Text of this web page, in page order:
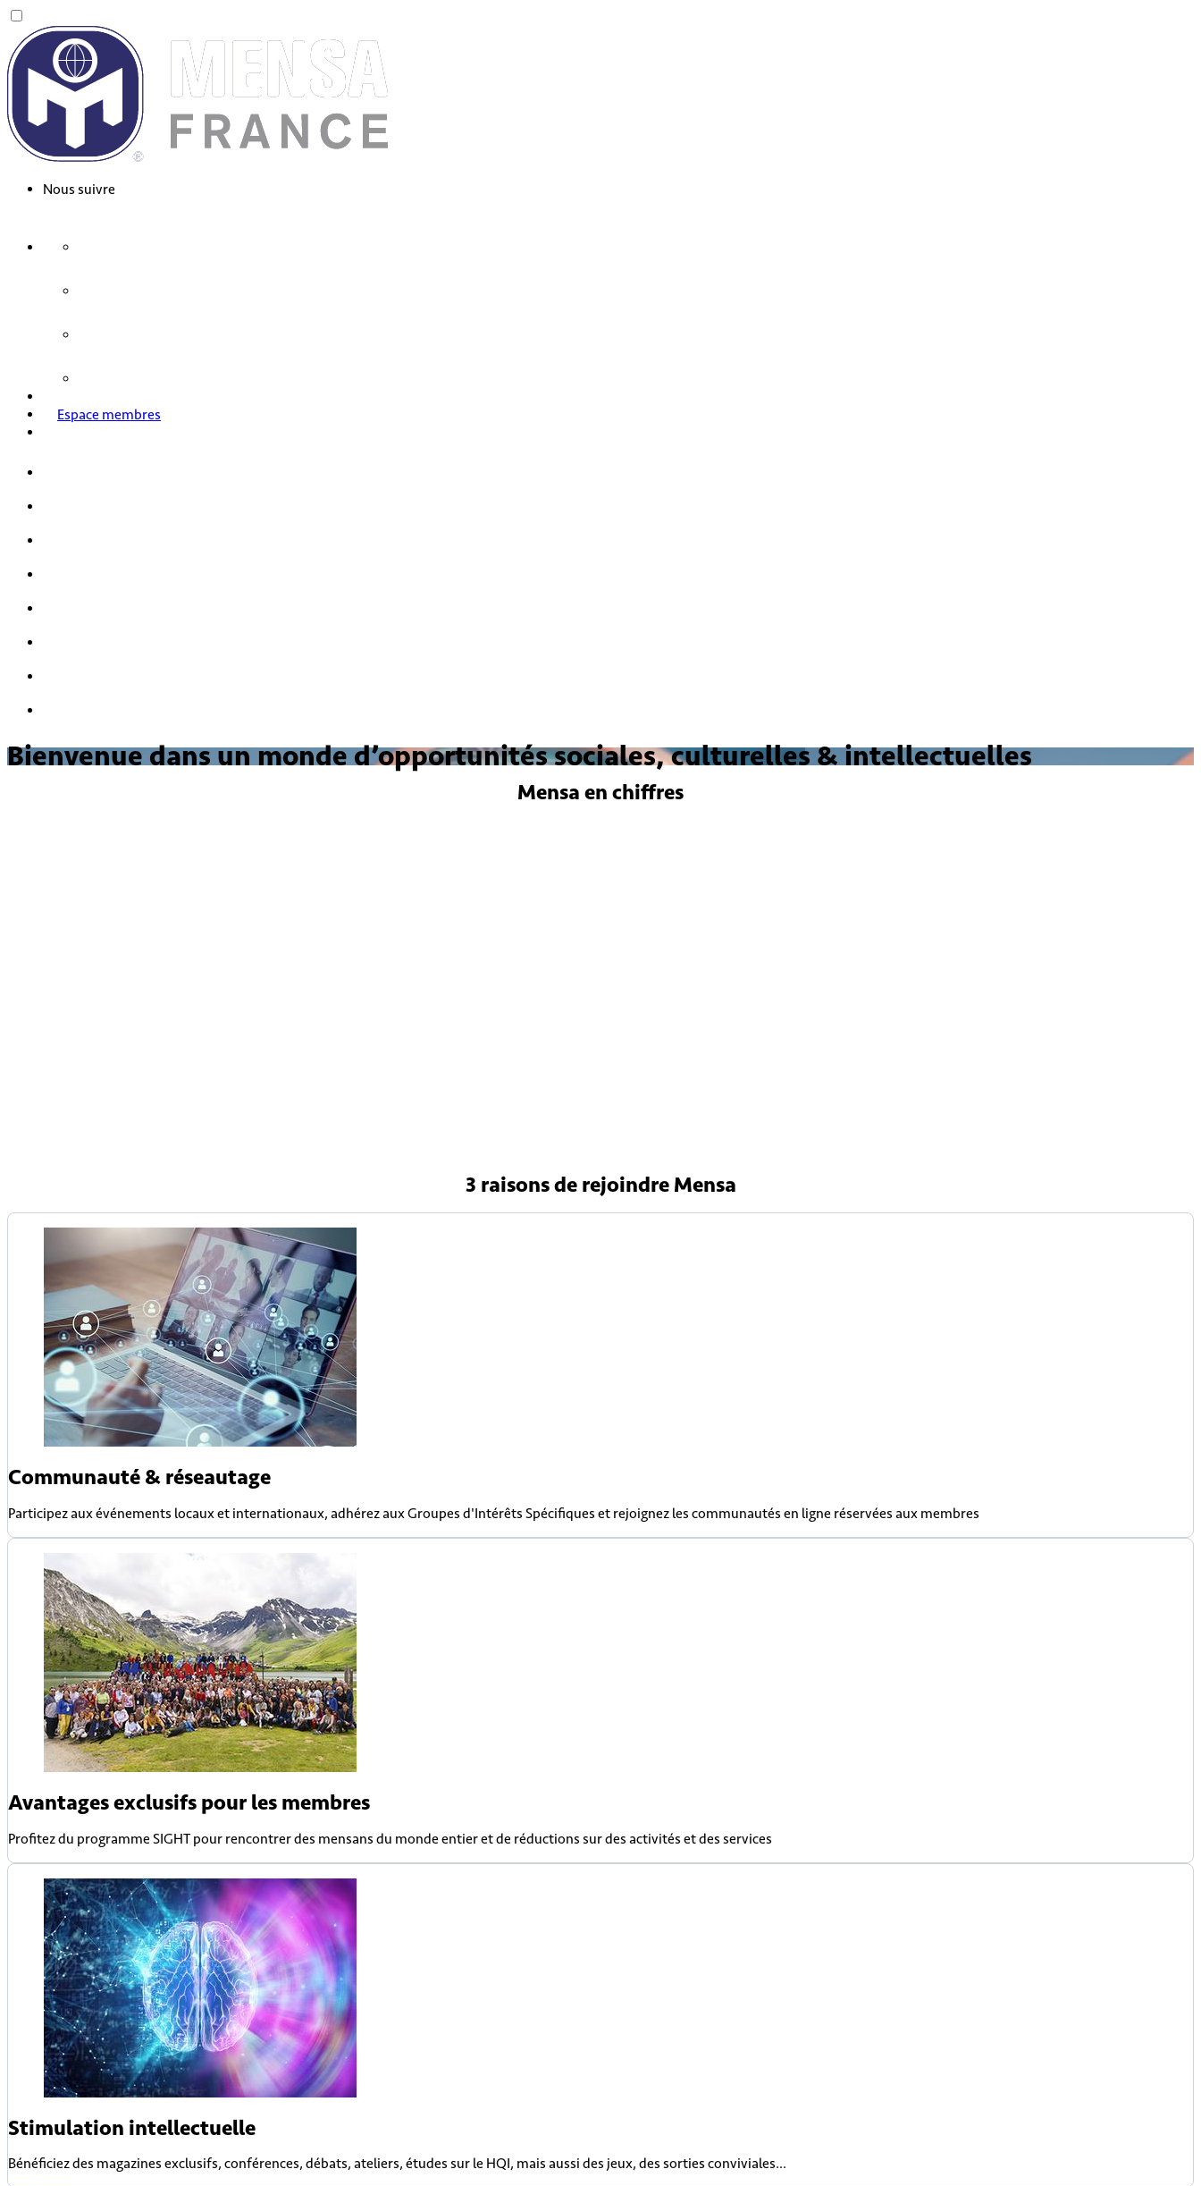
Nous suivre
Espace membres
Bienvenue dans un monde d’opportunités sociales, culturelles & intellectuelles
Mensa en chiffres
3 raisonsde rejoindre Mensa
Communauté & réseautage
Participez aux événements locaux et internationaux, adhérez aux Groupes d'Intérêts Spécifiques et rejoignez les communautés en ligne réservées aux membres
Avantages exclusifs pour les membres
Profitez du programme SIGHT pour rencontrer des mensans du monde entier et de réductions sur des activités et des services
Stimulation intellectuelle
Bénéficiez des magazines exclusifs, conférences, débats, ateliers, études sur le HQI, mais aussi des jeux, des sorties conviviales...